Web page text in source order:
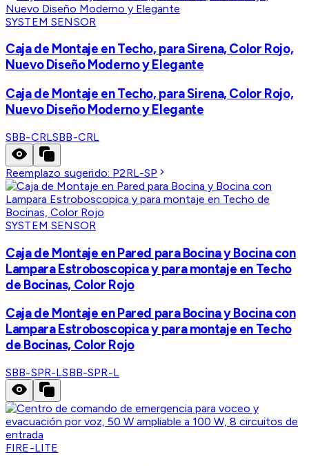
SYSTEM SENSOR
Caja de Montaje en Techo, para Sirena, Color Rojo,
Nuevo Diseño Moderno y Elegante
Caja de Montaje en Techo, para Sirena, Color Rojo,
Nuevo Diseño Moderno y Elegante
SBB-CRLSBB-CRL
Reemplazo sugerido: P2RL-SP
SYSTEM SENSOR
Caja de Montaje en Pared para Bocina y Bocina con
Lampara Estroboscopica y para montaje en Techo
de Bocinas, Color Rojo
Caja de Montaje en Pared para Bocina y Bocina con
Lampara Estroboscopica y para montaje en Techo
de Bocinas, Color Rojo
SBB-SPR-LSBB-SPR-L
FIRE-LITE